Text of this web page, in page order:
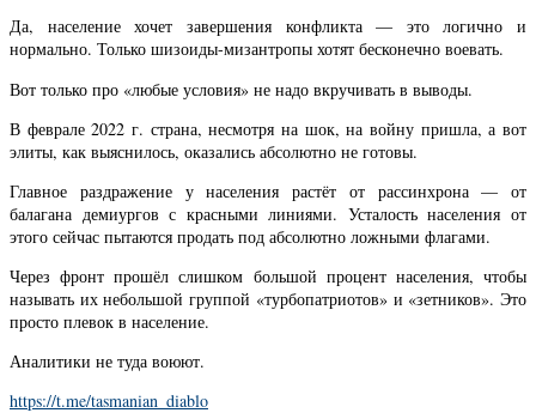
Да, население хочет завершения конфликта — это логично и
нормально. Только шизоиды-мизантропы хотят бесконечно воевать.
Вот только про «любые условия» не надо вкручивать в выводы.
В феврале 2022 г. страна, несмотря на шок, на войну пришла, а вот
элиты, как выяснилось, оказались абсолютно не готовы.
Главное раздражение у населения растёт от рассинхрона — от
балагана демиургов с красными линиями. Усталость населения от
этого сейчас пытаются продать под абсолютно ложными флагами.
Через фронт прошёл слишком большой процент населения, чтобы
называть их небольшой группой «турбопатриотов» и «зетников». Это
просто плевок в население.
Аналитики не туда воюют.
https://t.me/tasmanian_diablo